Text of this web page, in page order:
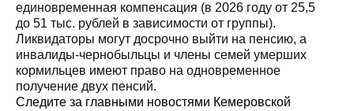
единовременная компенсация (в 2026 году от 25,5
до 51 тыс. рублей в зависимости от группы).
Ликвидаторы могут досрочно выйти на пенсию, а
инвалиды-чернобыльцы и члены семей умерших
кормильцев имеют право на одновременное
получение двух пенсий.
Cледите за главными новостями Кемеровской